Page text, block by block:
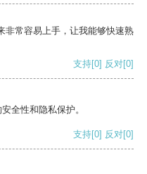
非常容易上手，让我能够快速熟
支持[0] 反对[0]
全性和隐私保护。
支持[0] 反对[0]